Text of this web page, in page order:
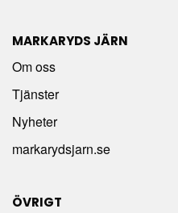
MARKARYDS JÄRN
Om oss
Tjänster
Nyheter
markarydsjarn.se
ÖVRIGT